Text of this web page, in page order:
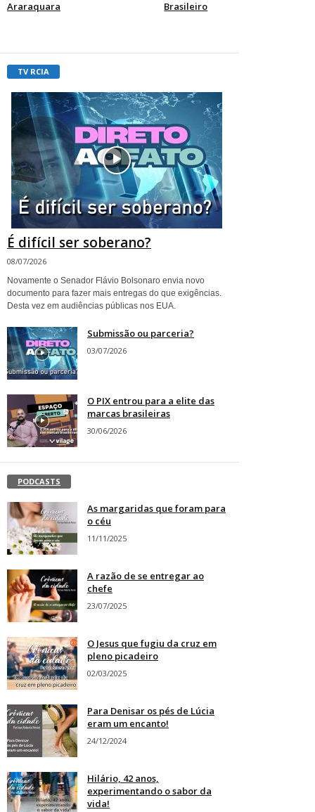
Araraquara
Brasileiro
TV RCIA
É difícil ser soberano?
08/07/2026
Novamente o Senador Flávio Bolsonaro envia novo
documento para fazer mais entregas do que exigências.
Desta vez em audiências públicas nos EUA.
Submissão ou parceria?
03/07/2026
O PIX entrou para a elite das
marcas brasileiras
30/06/2026
PODCASTS
As margaridas que foram para
o céu
11/11/2025
A razão de se entregar ao
chefe
23/07/2025
O Jesus que fugiu da cruz em
pleno picadeiro
02/03/2025
Para Denisar os pés de Lúcia
eram um encanto!
24/12/2024
Hilário, 42 anos,
experimentando o sabor da
vida!